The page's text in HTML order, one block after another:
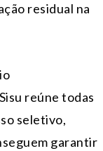
residual na
reúne todas
seletivo,
garantir